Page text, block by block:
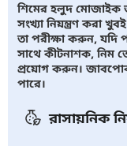
শিমের হলুদ মোজাইক
সংখ্যা নিয়ন্ত্রণ করা
তা পরীক্ষা করুন, যদি
সাথে কীটনাশক, নিম
প্রয়োগ করুন।
পারে।
রাসায়নিক